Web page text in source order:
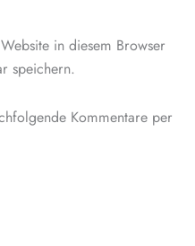
in diesem Browser
speichern.
Kommentare per